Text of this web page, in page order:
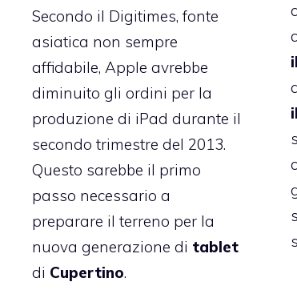
Secondo il Digitimes, fonte
asiatica non sempre
affidabile, Apple avrebbe
diminuito gli ordini per la
produzione di iPad durante il
secondo trimestre del 2013.
Questo sarebbe il primo
passo necessario a
preparare il terreno per la
nuova generazione di tablet
di Cupertino.